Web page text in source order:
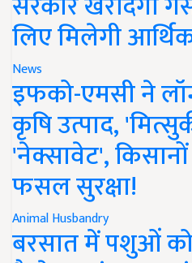
लिए मिलेगी
News
इफको-एमसी ने
कृषि उत्पाद,
'नेक्सावेट',
फसल सुरक्षा!
Animal Husbandry
बरसात में पशुओं को